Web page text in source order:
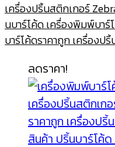
เครื่องปริ้นสติกเกอร์
นบาร์โค้ด เครื่องพิมพ์บา
บาร์โค้ดราคาถูก เครื่องป
ลดราคา!